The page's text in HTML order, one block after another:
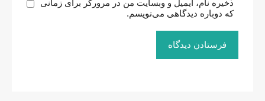
ذخیره نام، ایمیل و وبسایت من در مرورگر برای زمانی
که دوباره دیدگاهی می‌نویسم.